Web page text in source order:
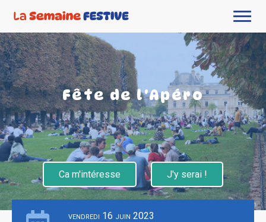
Fête de l'Apéro
Ca m'intéresse J'y serai !
vendredi 16 juin 2023